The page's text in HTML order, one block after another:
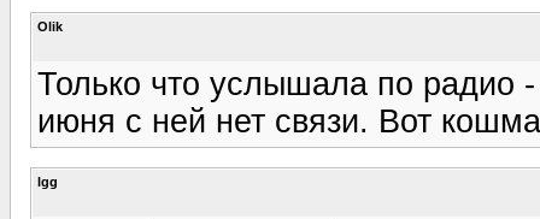
Olik
Только что услышала по радио
июня с ней нет связи. Вот
lgg